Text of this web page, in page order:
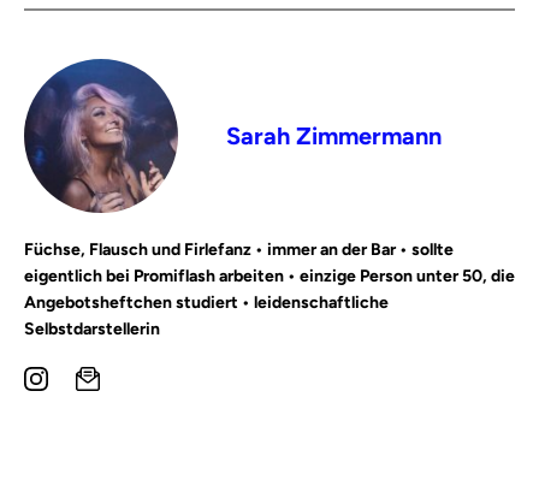
Sarah Zimmermann
Füchse, Flausch und Firlefanz • immer an der Bar • sollte
eigentlich bei Promiflash arbeiten • einzige Person unter 50, die
Angebotsheftchen studiert • leidenschaftliche
Selbstdarstellerin